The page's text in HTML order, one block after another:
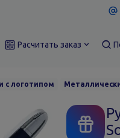
Расчитать заказ
с логотипом